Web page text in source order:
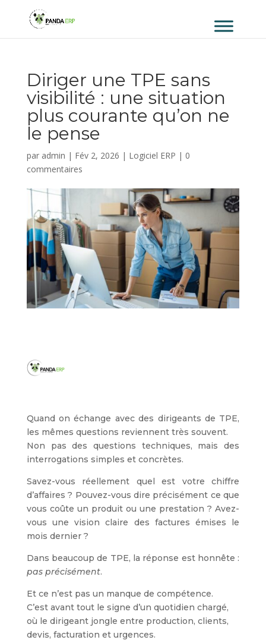
Diriger une TPE sans
visibilité : une situation
plus courante qu’on ne
le pense
par admin | Fév 2, 2026 | Logiciel ERP | 0
commentaires
Quand on échange avec des dirigeants de TPE,
les mêmes questions reviennent très souvent.
Non pas des questions techniques, mais des
interrogations simples et concrètes.
Savez-vous réellement quel est votre chiffre
d’affaires ? Pouvez-vous dire précisément ce que
vous coûte un produit ou une prestation ? Avez-
vous une vision claire des factures émises le
mois dernier ?
Dans beaucoup de TPE, la réponse est honnête :
pas précisément.
Et ce n’est pas un manque de compétence.
C’est avant tout le signe d’un quotidien chargé,
où le dirigeant jongle entre production, clients,
devis, facturation et urgences.